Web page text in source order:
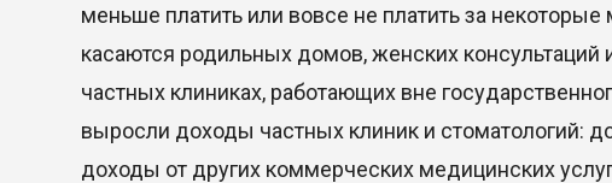
меньше платить или вовсе не платить за
касаются родильных домов, женских консультаций
частных клиниках, работающих вне
выросли доходы частных клиник и стоматологий:
доходы от других коммерческих медицинских